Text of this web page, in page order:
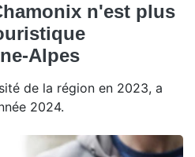
n'est plus
Alpes
de la région en 2023, a
2024.